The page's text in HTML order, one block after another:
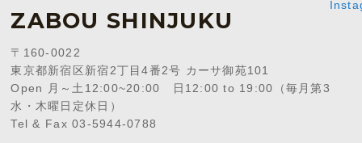
ZABOU SHINJUKU
〒160-0022
東京都新宿区新宿2丁目4番2号 カーサ御苑101
Open 月～土12:00~20:00 日12:00 to 19:00（毎月第3
水・木曜日定休日）
Tel & Fax 03-5944-0788